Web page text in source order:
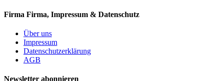
Firma Firma, Impressum & Datenschutz
Über uns
Impressum
Datenschutzerklärung
AGB
Newsletter abonnieren